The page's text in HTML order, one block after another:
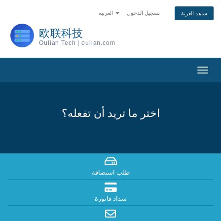
تسجيل الدخول شاهد العربة
欧联科技
Oulian Tech | oulian.com
اختر ما تريد أن تفعله؟
طلب استضافة
سداد فاتورة